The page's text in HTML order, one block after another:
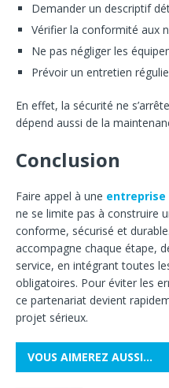
Demander un descriptif
Vérifier la conformité aux
Ne pas négliger les
Prévoir un entretien
En effet, la sécurité ne
dépend aussi de la
Conclusion
Faire appel à une
ne se limite pas à construire
conforme, sécurisé et
accompagne chaque étape,
service, en intégrant toutes
obligatoires. Pour éviter les
ce partenariat devient
projet sérieux.
VOUS AIMEREZ AUSSI…